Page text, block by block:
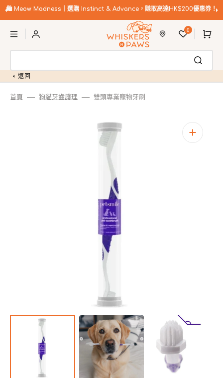
至
容
🛍️ Meow Madness｜選購 Instinct & Advance，賺取高達HK$200優惠券！
0
購
物
返回
首頁 狗貓牙齒護理 雙頭專業寵物牙刷
開
啟
圖
多
媒
檔
案
1